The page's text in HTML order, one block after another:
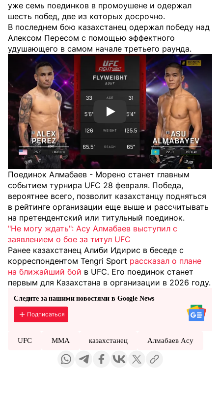
уже семь поединков в промоушене и одержал
шесть побед, две из которых досрочно.
В последнем бою казахстанец одержал победу над
Алексом Пересом с помощью эффектного
удушающего в самом начале третьего раунда.
Смотреть видео YouTube
Поединок Алмабаев - Морено станет главным
событием турнира UFC 28 февраля. Победа,
вероятнее всего, позволит казахстанцу подняться
в рейтинге организации еще выше и рассчитывать
на претендентский или титульный поединок.
"Не могу ждать": Асу Алмабаев выступил с
заявлением о бое за титул UFC
Ранее казахстанец Алиби Идирис в беседе с
корреспондентом Tengri Sport рассказал о плане
на ближайший бой в UFC. Его поединок станет
первым для Казахстана в организации в 2026 году.
Следите за нашими новостями в Google News
Подписаться
UFC MMA казахстанец Алмабаев Асу